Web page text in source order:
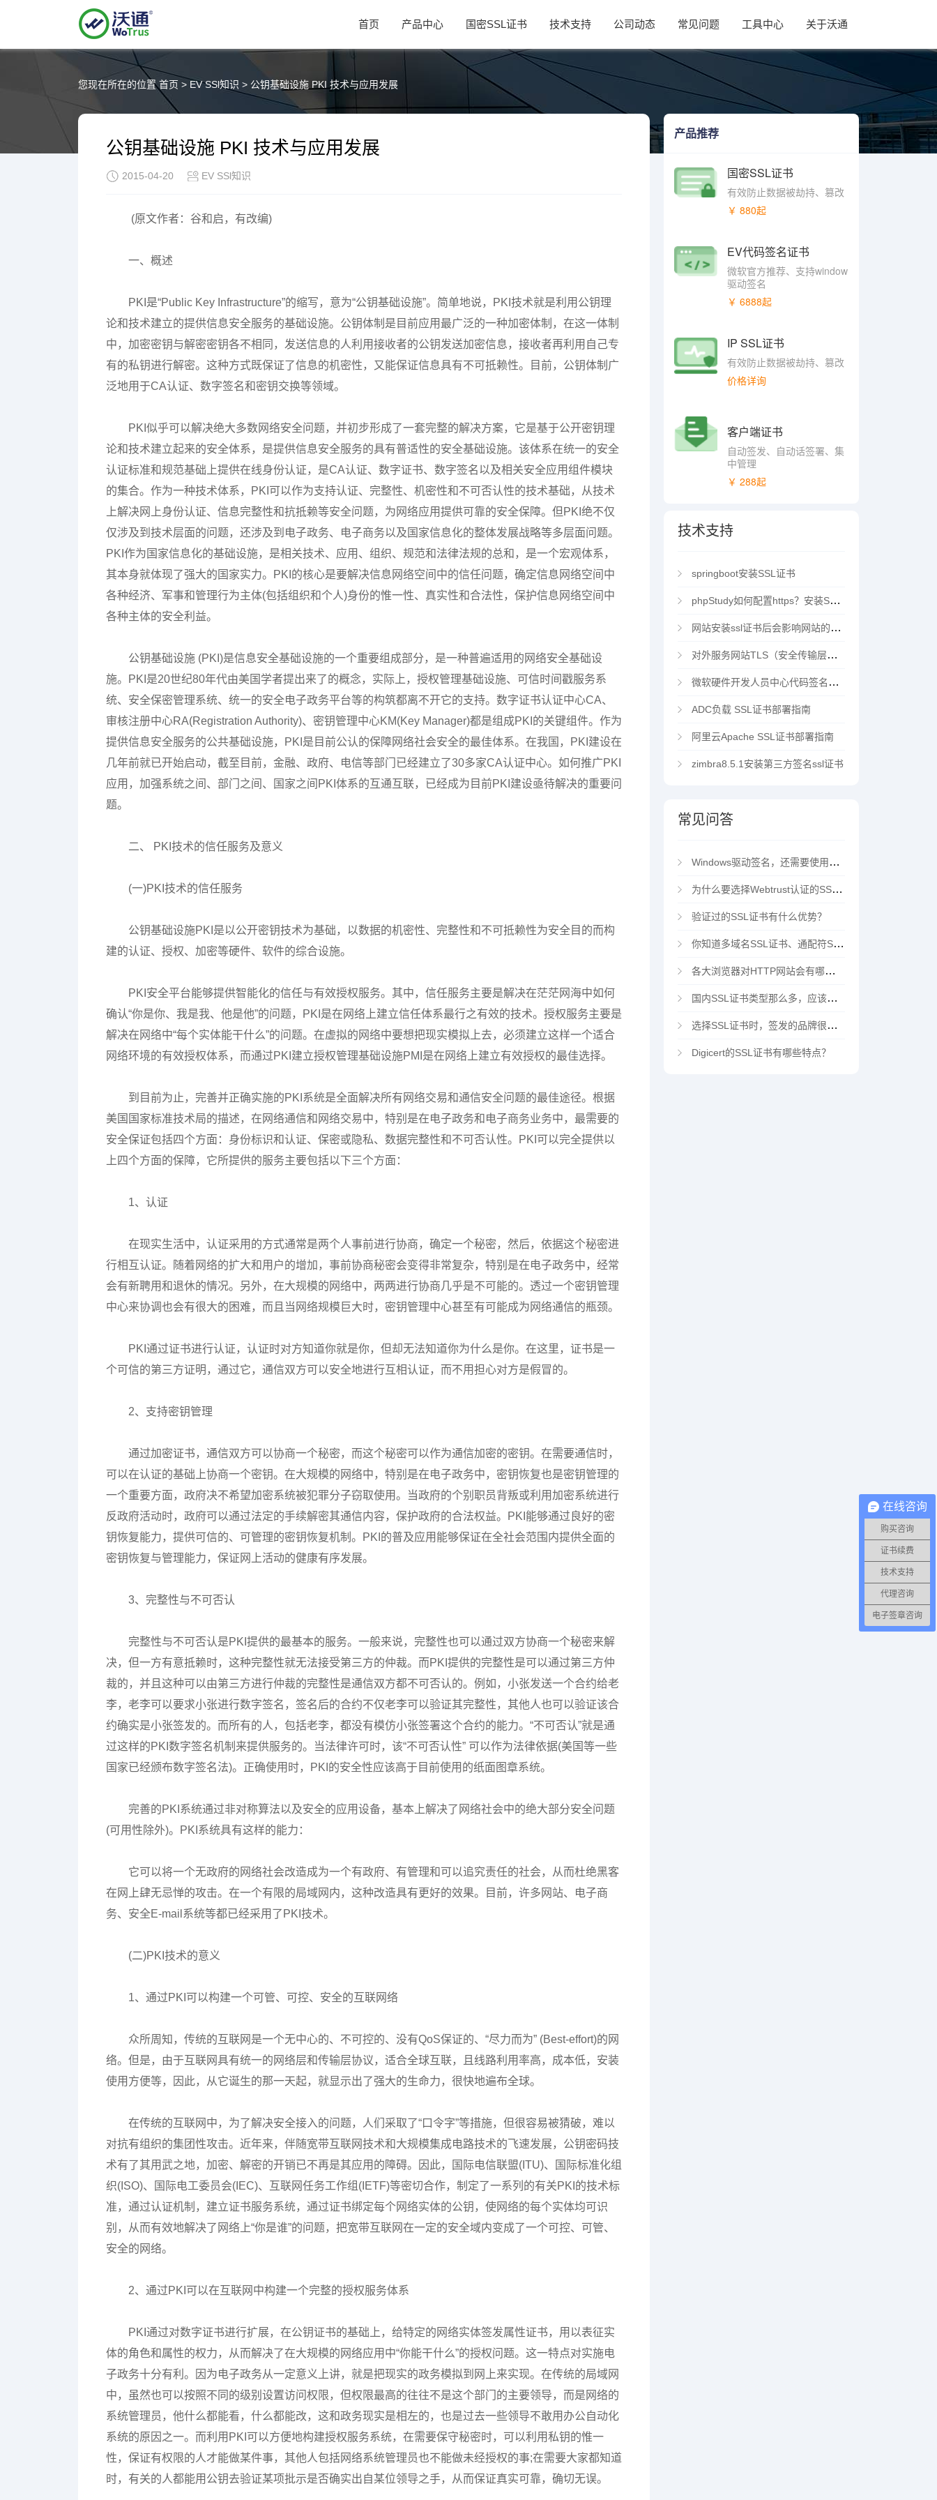
首页 产品中心 国密SSL证书 技术支持 公司动态 常见问题 工具中心 关于沃通
您现在所在的位置首页 > EV SSl知识 > 公钥基础设施 PKI 技术与应用发展
公钥基础设施 PKI 技术与应用发展
2015-04-20 EV SSl知识
(原文作者：谷和启，有改编)
一、概述
PKI是“Public Key Infrastructure”的缩写，意为“公钥基础设施”。简单地说，PKI技术就是利用公钥理
论和技术建立的提供信息安全服务的基础设施。公钥体制是目前应用最广泛的一种加密体制，在这一体制
中，加密密钥与解密密钥各不相同，发送信息的人利用接收者的公钥发送加密信息，接收者再利用自己专
有的私钥进行解密。这种方式既保证了信息的机密性，又能保证信息具有不可抵赖性。目前，公钥体制广
泛地用于CA认证、数字签名和密钥交换等领域。
PKI似乎可以解决绝大多数网络安全问题，并初步形成了一套完整的解决方案，它是基于公开密钥理
论和技术建立起来的安全体系，是提供信息安全服务的具有普适性的安全基础设施。该体系在统一的安全
认证标准和规范基础上提供在线身份认证，是CA认证、数字证书、数字签名以及相关安全应用组件模块
的集合。作为一种技术体系，PKI可以作为支持认证、完整性、机密性和不可否认性的技术基础，从技术
上解决网上身份认证、信息完整性和抗抵赖等安全问题，为网络应用提供可靠的安全保障。但PKI绝不仅
仅涉及到技术层面的问题，还涉及到电子政务、电子商务以及国家信息化的整体发展战略等多层面问题。
PKI作为国家信息化的基础设施，是相关技术、应用、组织、规范和法律法规的总和，是一个宏观体系，
其本身就体现了强大的国家实力。PKI的核心是要解决信息网络空间中的信任问题，确定信息网络空间中
各种经济、军事和管理行为主体(包括组织和个人)身份的惟一性、真实性和合法性，保护信息网络空间中
各种主体的安全利益。
公钥基础设施 (PKI)是信息安全基础设施的一个重要组成部分，是一种普遍适用的网络安全基础设
施。PKI是20世纪80年代由美国学者提出来了的概念，实际上，授权管理基础设施、可信时间戳服务系
统、安全保密管理系统、统一的安全电子政务平台等的构筑都离不开它的支持。数字证书认证中心CA、
审核注册中心RA(Registration Authority)、密钥管理中心KM(Key Manager)都是组成PKI的关键组件。作为
提供信息安全服务的公共基础设施，PKI是目前公认的保障网络社会安全的最佳体系。在我国，PKI建设在
几年前就已开始启动，截至目前，金融、政府、电信等部门已经建立了30多家CA认证中心。如何推广PKI
应用，加强系统之间、部门之间、国家之间PKI体系的互通互联，已经成为目前PKI建设亟待解决的重要问
题。
二、 PKI技术的信任服务及意义
(一)PKI技术的信任服务
公钥基础设施PKI是以公开密钥技术为基础，以数据的机密性、完整性和不可抵赖性为安全目的而构
建的认证、授权、加密等硬件、软件的综合设施。
PKI安全平台能够提供智能化的信任与有效授权服务。其中，信任服务主要是解决在茫茫网海中如何
确认“你是你、我是我、他是他”的问题，PKI是在网络上建立信任体系最行之有效的技术。授权服务主要是
解决在网络中“每个实体能干什么”的问题。在虚拟的网络中要想把现实模拟上去，必须建立这样一个适合
网络环境的有效授权体系，而通过PKI建立授权管理基础设施PMI是在网络上建立有效授权的最佳选择。
到目前为止，完善并正确实施的PKI系统是全面解决所有网络交易和通信安全问题的最佳途径。根据
美国国家标准技术局的描述，在网络通信和网络交易中，特别是在电子政务和电子商务业务中，最需要的
安全保证包括四个方面：身份标识和认证、保密或隐私、数据完整性和不可否认性。PKI可以完全提供以
上四个方面的保障，它所提供的服务主要包括以下三个方面：
1、认证
在现实生活中，认证采用的方式通常是两个人事前进行协商，确定一个秘密，然后，依据这个秘密进
行相互认证。随着网络的扩大和用户的增加，事前协商秘密会变得非常复杂，特别是在电子政务中，经常
会有新聘用和退休的情况。另外，在大规模的网络中，两两进行协商几乎是不可能的。透过一个密钥管理
中心来协调也会有很大的困难，而且当网络规模巨大时，密钥管理中心甚至有可能成为网络通信的瓶颈。
PKI通过证书进行认证，认证时对方知道你就是你，但却无法知道你为什么是你。在这里，证书是一
个可信的第三方证明，通过它，通信双方可以安全地进行互相认证，而不用担心对方是假冒的。
2、支持密钥管理
通过加密证书，通信双方可以协商一个秘密，而这个秘密可以作为通信加密的密钥。在需要通信时，
可以在认证的基础上协商一个密钥。在大规模的网络中，特别是在电子政务中，密钥恢复也是密钥管理的
一个重要方面，政府决不希望加密系统被犯罪分子窃取使用。当政府的个别职员背叛或利用加密系统进行
反政府活动时，政府可以通过法定的手续解密其通信内容，保护政府的合法权益。PKI能够通过良好的密
钥恢复能力，提供可信的、可管理的密钥恢复机制。PKI的普及应用能够保证在全社会范围内提供全面的
密钥恢复与管理能力，保证网上活动的健康有序发展。
3、完整性与不可否认
完整性与不可否认是PKI提供的最基本的服务。一般来说，完整性也可以通过双方协商一个秘密来解
决，但一方有意抵赖时，这种完整性就无法接受第三方的仲裁。而PKI提供的完整性是可以通过第三方仲
裁的，并且这种可以由第三方进行仲裁的完整性是通信双方都不可否认的。例如，小张发送一个合约给老
李，老李可以要求小张进行数字签名，签名后的合约不仅老李可以验证其完整性，其他人也可以验证该合
约确实是小张签发的。而所有的人，包括老李，都没有模仿小张签署这个合约的能力。“不可否认”就是通
过这样的PKI数字签名机制来提供服务的。当法律许可时，该“不可否认性” 可以作为法律依据(美国等一些
国家已经颁布数字签名法)。正确使用时，PKI的安全性应该高于目前使用的纸面图章系统。
完善的PKI系统通过非对称算法以及安全的应用设备，基本上解决了网络社会中的绝大部分安全问题
(可用性除外)。PKI系统具有这样的能力：
它可以将一个无政府的网络社会改造成为一个有政府、有管理和可以追究责任的社会，从而杜绝黑客
在网上肆无忌惮的攻击。在一个有限的局域网内，这种改造具有更好的效果。目前，许多网站、电子商
务、安全E-mail系统等都已经采用了PKI技术。
(二)PKI技术的意义
1、通过PKI可以构建一个可管、可控、安全的互联网络
众所周知，传统的互联网是一个无中心的、不可控的、没有QoS保证的、“尽力而为” (Best-effort)的网
络。但是，由于互联网具有统一的网络层和传输层协议，适合全球互联，且线路利用率高，成本低，安装
使用方便等，因此，从它诞生的那一天起，就显示出了强大的生命力，很快地遍布全球。
在传统的互联网中，为了解决安全接入的问题，人们采取了“口令字”等措施，但很容易被猜破，难以
对抗有组织的集团性攻击。近年来，伴随宽带互联网技术和大规模集成电路技术的飞速发展，公钥密码技
术有了其用武之地，加密、解密的开销已不再是其应用的障碍。因此，国际电信联盟(ITU)、国际标准化组
织(ISO)、国际电工委员会(IEC)、互联网任务工作组(IETF)等密切合作，制定了一系列的有关PKI的技术标
准，通过认证机制，建立证书服务系统，通过证书绑定每个网络实体的公钥，使网络的每个实体均可识
别，从而有效地解决了网络上“你是谁”的问题，把宽带互联网在一定的安全域内变成了一个可控、可管、
安全的网络。
2、通过PKI可以在互联网中构建一个完整的授权服务体系
PKI通过对数字证书进行扩展，在公钥证书的基础上，给特定的网络实体签发属性证书，用以表征实
体的角色和属性的权力，从而解决了在大规模的网络应用中“你能干什么”的授权问题。这一特点对实施电
子政务十分有利。因为电子政务从一定意义上讲，就是把现实的政务模拟到网上来实现。在传统的局域网
中，虽然也可以按照不同的级别设置访问权限，但权限最高的往往不是这个部门的主要领导，而是网络的
系统管理员，他什么都能看，什么都能改，这和政务现实是相左的，也是过去一些领导不敢用办公自动化
系统的原因之一。而利用PKI可以方便地构建授权服务系统，在需要保守秘密时，可以利用私钥的惟一
性，保证有权限的人才能做某件事，其他人包括网络系统管理员也不能做未经授权的事;在需要大家都知道
时，有关的人都能用公钥去验证某项批示是否确实出自某位领导之手，从而保证真实可靠，确切无误。
产品推荐
国密SSL证书
有效防止数据被劫持、篡改
￥ 880起
EV代码签名证书
微软官方推荐、支持window
驱动签名
￥ 6888起
IP SSL证书
有效防止数据被劫持、篡改
价格详询
客户端证书
自动签发、自动话签署、集
中管理
￥ 288起
技术支持
springboot安装SSL证书
phpStudy如何配置https？安装SSL证书方法指南
网站安装ssl证书后会影响网站的访问速度吗？
对外服务网站TLS（安全传输层协议）部署指南
微软硬件开发人员中心代码签名证书选购指南
ADC负载 SSL证书部署指南
阿里云Apache SSL证书部署指南
zimbra8.5.1安装第三方签名ssl证书
常见问答
Windows驱动签名，还需要使用EV代码签名证书吗？
为什么要选择Webtrust认证的SSL证书？
验证过的SSL证书有什么优势？
你知道多域名SSL证书、通配符SSL证书、多域名通配符SSL证书吗？
各大浏览器对HTTP网站会有哪些“不安全”警告
国内SSL证书类型那么多，应该选择哪家CA机构？
选择SSL证书时，签发的品牌很重要吗？
Digicert的SSL证书有哪些特点？
在线咨询
购买咨询
证书续费
技术支持
代理咨询
电子签章咨询